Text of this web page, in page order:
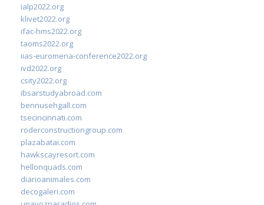
ialp2022.org
klivet2022.org
ifac-hms2022.org
taoms2022.org
iias-euromena-conference2022.org
ivd2022.org
csity2022.org
ibsarstudyabroad.com
bennusehgall.com
tsecincinnati.com
roderconstructiongroup.com
plazabatai.com
hawkscayresort.com
hellonquads.com
diarioanimales.com
decogaleri.com